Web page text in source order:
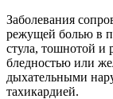
Заболевания
режущей болью в
стула, тошнотой и
бледностью или
дыхательными
тахикардией.